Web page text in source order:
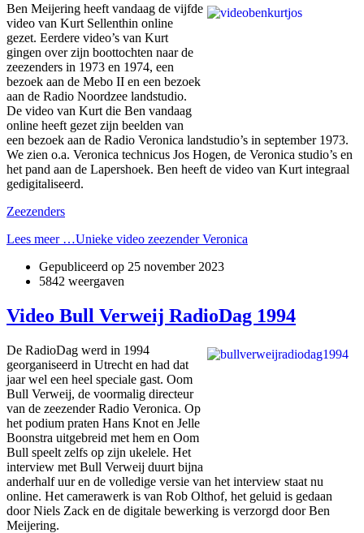
Ben Meijering heeft vandaag de vijfde
video van Kurt Sellenthin online
gezet. Eerdere video’s van Kurt
gingen over zijn boottochten naar de
zeezenders in 1973 en 1974, een
bezoek aan de Mebo II en een bezoek
aan de Radio Noordzee landstudio.
De video van Kurt die Ben vandaag
online heeft gezet zijn beelden van
een bezoek aan de Radio Veronica landstudio’s in september 1973.
We zien o.a. Veronica technicus Jos Hogen, de Veronica studio’s en
het pand aan de Lapershoek. Ben heeft de video van Kurt integraal
gedigitaliseerd.
Zeezenders
Lees meer …Unieke video zeezender Veronica
Gepubliceerd op 25 november 2023
5842 weergaven
Video Bull Verweij RadioDag 1994
De RadioDag werd in 1994
georganiseerd in Utrecht en had dat
jaar wel een heel speciale gast. Oom
Bull Verweij, de voormalig directeur
van de zeezender Radio Veronica. Op
het podium praten Hans Knot en Jelle
Boonstra uitgebreid met hem en Oom
Bull speelt zelfs op zijn ukelele. Het
interview met Bull Verweij duurt bijna
anderhalf uur en de volledige versie van het interview staat nu
online. Het camerawerk is van Rob Olthof, het geluid is gedaan
door Niels Zack en de digitale bewerking is verzorgd door Ben
Meijering.